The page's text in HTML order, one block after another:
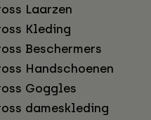
Laarzen
Kleding
Beschermers
Handschoenen
Goggles
dameskleding